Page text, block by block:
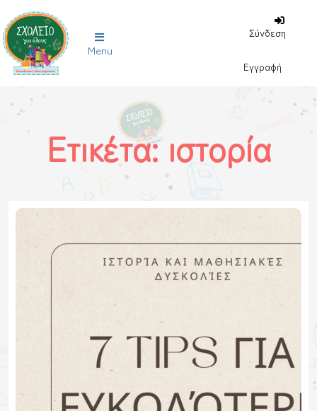
Menu
Σύνδεση
Εγγραφή
Ετικέτα:ιστορία